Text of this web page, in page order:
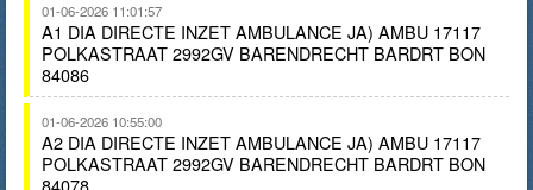
01-06-2026 11:01:57
A1 DIA DIRECTE INZET AMBULANCE JA) AMBU 17117
POLKASTRAAT 2992GV BARENDRECHT BARDRT BON
84086
01-06-2026 10:55:00
A2 DIA DIRECTE INZET AMBULANCE JA) AMBU 17117
POLKASTRAAT 2992GV BARENDRECHT BARDRT BON
84078